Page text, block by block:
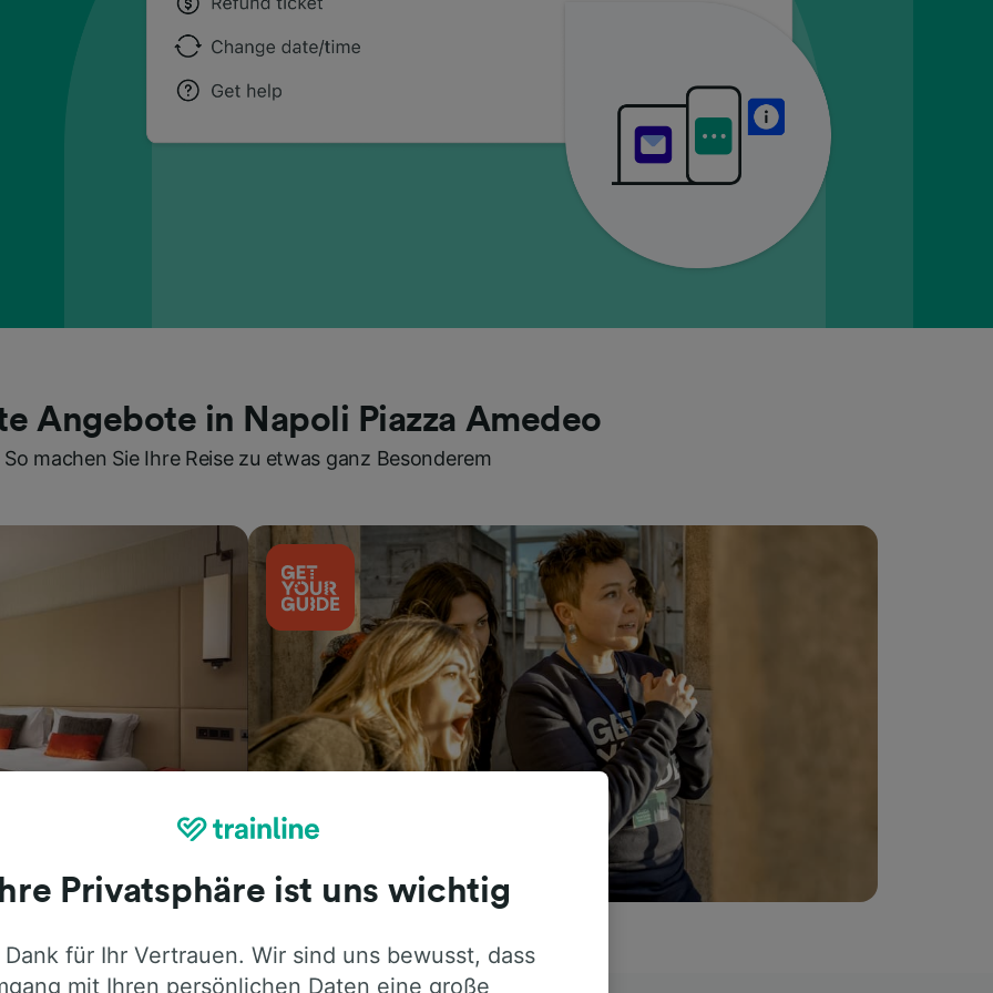
Angebote in Napoli Piazza Amedeo
So machen Sie Ihre Reise zu etwas ganz Besonderem
Ihre Privatsphäre ist uns wichtig
für Ihr Vertrauen. Wir sind uns bewusst, dass
mit Ihren persönlichen Daten eine große